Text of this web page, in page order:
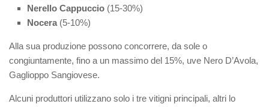
Nerello Cappuccio (15-30%)
Nocera(5-10%)
Alla sua produzione possono concorrere, da sole o
congiuntamente, fino a un massimo del 15%, uve Nero D’Avola,
Gaglioppo Sangiovese.
Alcuni produttori utilizzano solo i tre vitigni principali, altri lo